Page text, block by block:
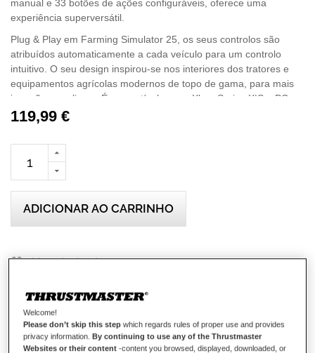
manual e 33 botões de ações configuráveis, oferece uma
experiência superversátil.
Plug & Play em Farming Simulator 25, os seus controlos são
atribuídos automaticamente a cada veículo para um controlo
intuitivo. O seu design inspirou-se nos interiores dos tratores e
equipamentos agrícolas modernos de topo de gama, para mais
imersão e realismo. É compatível com a Xbox Series X|S e PC
(Windows 11/10) e combina na perfeição com um SimTask
vendidos à parte), para uma cabina do condutor ultracompleta e
imersiva.
Importante: Na Xbox Series X|S, o SimTask FarmStick deve
ser utilizado com um volante para jogar Farming Simulator
25.
119,99 €
ADICIONAR AO CARRINHO
Lista de desejos
Detalhes
Welcome!
Please don’t skip this step which regards rules of proper use and provides
privacy information.By continuing to use any of the Thrustmaster
Websites or their content -content you browsed, displayed, downloaded, or